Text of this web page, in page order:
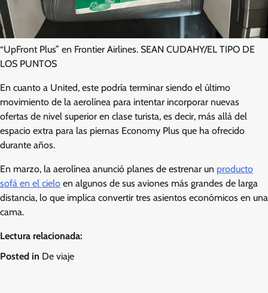
“UpFront Plus” en Frontier Airlines. SEAN CUDAHY/EL TIPO DE
LOS PUNTOS
En cuanto a United, este podría terminar siendo el último
movimiento de la aerolínea para intentar incorporar nuevas
ofertas de nivel superior en clase turista, es decir, más allá del
espacio extra para las piernas Economy Plus que ha ofrecido
durante años.
En marzo, la aerolínea anunció planes de estrenar un producto
sofá en el cielo en algunos de sus aviones más grandes de larga
distancia, lo que implica convertir tres asientos económicos en una
cama.
Lectura relacionada:
Posted in De viaje